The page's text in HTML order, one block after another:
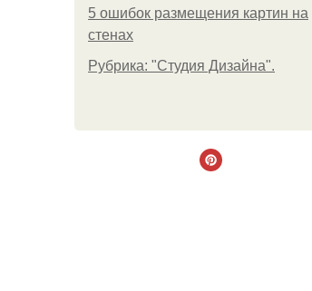
5 ошибок размещения картин на
стенах
Рубрика: "Студия Дизайна".